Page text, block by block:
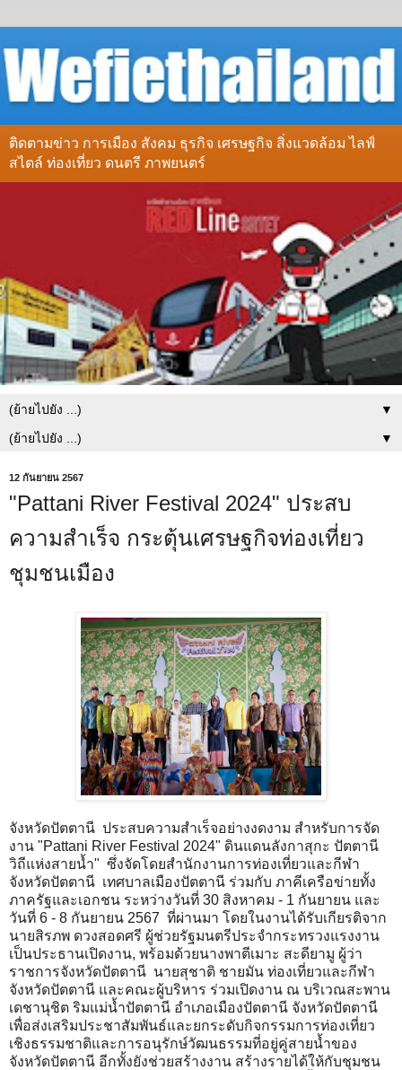
ติดตามข่าว การเมือง สังคม ธุรกิจ เศรษฐกิจ สิ่งแวดล้อม ไลฟ์
สไตล์ ท่องเที่ยว ดนตรี ภาพยนตร์
▼
▼
12 กันยายน 2567
"Pattani River Festival 2024" ประสบ
ความสำเร็จ กระตุ้นเศรษฐกิจท่องเที่ยว
ชุมชนเมือง
จังหวัดปัตตานี ประสบความสำเร็จอย่างงดงาม สำหรับการจัด
งาน "Pattani River Festival 2024" ดินแดนลังกาสุกะ ปัตตานี
วิถีแห่งสายน้ำ" ซึ่งจัดโดยสำนักงานการท่องเที่ยวและกีฬา
จังหวัดปัตตานี เทศบาลเมืองปัตตานี ร่วมกับ ภาคีเครือข่ายทั้ง
ภาครัฐและเอกชน ระหว่างวันที่ 30 สิงหาคม - 1 กันยายน และ
วันที่ 6 - 8 กันยายน 2567 ที่ผ่านมา โดยในงานได้รับเกียรติจาก
นายสิรภพ ดวงสอดศรี ผู้ช่วยรัฐมนตรีประจำกระทรวงแรงงาน
เป็นประธานเปิดงาน, พร้อมด้วยนางพาตีเมาะ สะดียามู ผู้ว่า
ราชการจังหวัดปัตตานี นายสุชาติ ชายมัน ท่องเที่ยวและกีฬา
จังหวัดปัตตานี และคณะผู้บริหาร ร่วมเปิดงาน ณ บริเวณสะพาน
เดชานุชิต ริมแม่น้ำปัตตานี อำเภอเมืองปัตตานี จังหวัดปัตตานี
เพื่อส่งเสริมประชาสัมพันธ์และยกระดับกิจกรรมการท่องเที่ยว
เชิงธรรมชาติและการอนุรักษ์วัฒนธรรมที่อยู่คู่สายน้ำของ
จังหวัดปัตตานี อีกทั้งยังช่วยสร้างงาน สร้างรายได้ให้กับชุมชน